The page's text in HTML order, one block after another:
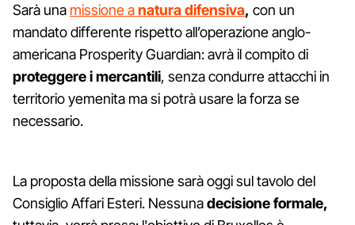
Sarà una missione anatura difensiva, con un
mandato differente rispetto all’operazione anglo-
americana Prosperity Guardian: avrà il compito di
proteggere i mercantili, senza condurre attacchi in
territorio yemenita ma si potrà usare la forza se
necessario.
La proposta della missione sarà oggi sul tavolo del
Consiglio Affari Esteri. Nessunadecisione formale,